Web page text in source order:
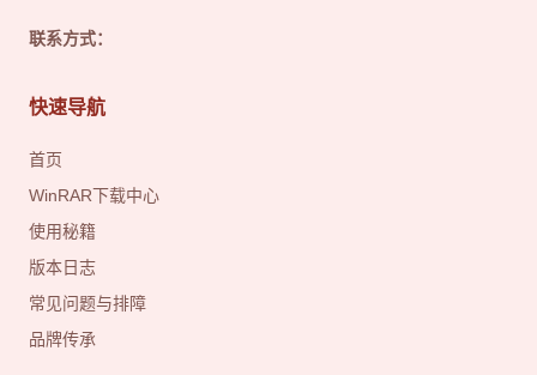
联系方式：
快速导航
首页
WinRAR下载中心
使用秘籍
版本日志
常见问题与排障
品牌传承